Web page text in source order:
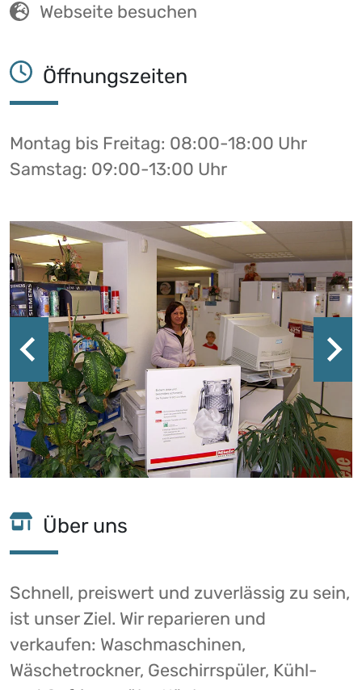
Webseite besuchen
Öffnungszeiten
Montag bis Freitag: 08:00-18:00 Uhr
Samstag: 09:00-13:00 Uhr
Über uns
Schnell, preiswert und zuverlässig zu sein,
ist unser Ziel. Wir reparieren und
verkaufen: Waschmaschinen,
Wäschetrockner, Geschirrspüler, Kühl-